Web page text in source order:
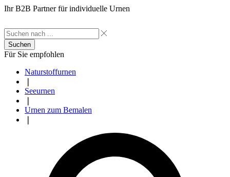
Ihr B2B Partner für individuelle Urnen
Suchen
Für Sie empfohlen
Naturstoffurnen
Seeurnen
Urnen zum Bemalen